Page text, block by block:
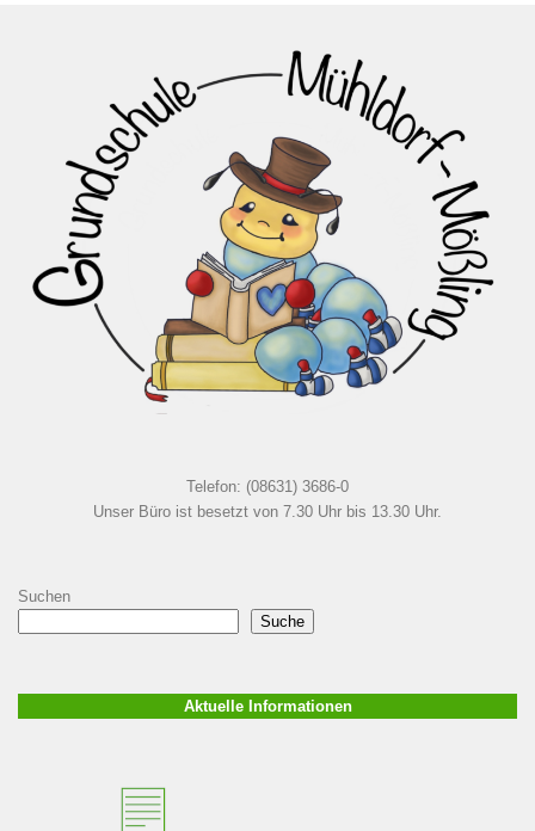
Telefon: (08631) 3686-0
Unser Büro ist besetzt von 7.30 Uhr bis 13.30 Uhr.
Suchen
Suche
Aktuelle Informationen